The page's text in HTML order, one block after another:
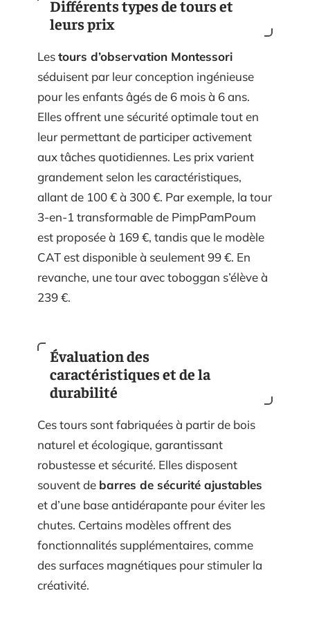
Différents types de tours et
leurs prix
Lestours d’observation Montessori
séduisent par leur conception ingénieuse
pour les enfants âgés de 6 mois à 6 ans.
Elles offrent une sécurité optimale tout en
leur permettant de participer activement
aux tâches quotidiennes. Les prix varient
grandement selon les caractéristiques,
allant de 100 € à 300 €. Par exemple, la tour
3-en-1 transformable de PimpPamPoum
est proposée à 169 €, tandis que le modèle
CAT est disponible à seulement 99 €. En
revanche, une tour avec toboggan s’élève à
239 €.
Évaluation des
caractéristiques et de la
durabilité
Ces tours sont fabriquées à partir de bois
naturel et écologique, garantissant
robustesse et sécurité. Elles disposent
souvent de barres de sécurité ajustables
et d’une base antidérapante pour éviter les
chutes. Certains modèles offrent des
fonctionnalités supplémentaires, comme
des surfaces magnétiques pour stimuler la
créativité.